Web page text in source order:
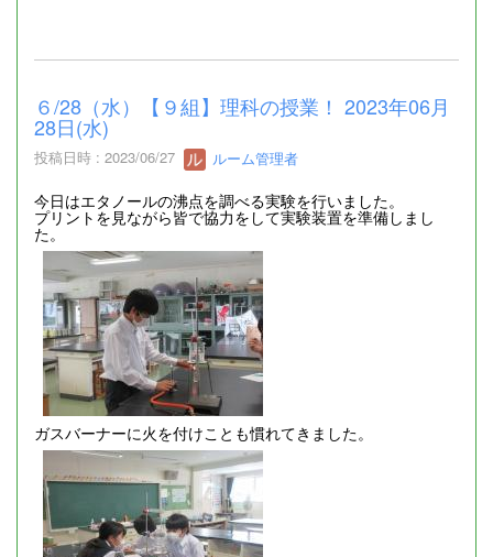
６/28（水）【９組】理科の授業！ 2023年06月
28日(水)
投稿日時 : 2023/06/27 ルーム管理者
今日はエタノールの沸点を調べる実験を行いました。
プリントを見ながら皆で協力をして実験装置を準備しまし
た。
ガスバーナーに火を付けことも慣れてきました。